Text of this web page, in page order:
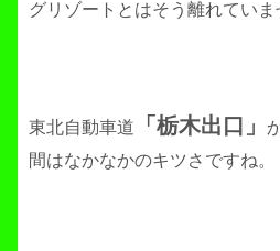
グリゾートとはそう離れていま
東北自動車道 「栃木出口」
間はなかなかのキツさですね。